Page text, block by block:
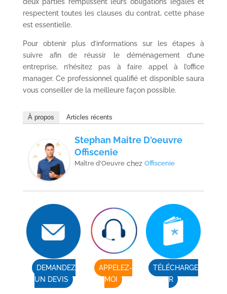
respectent toutes les clauses du contrat, cette phase
est essentielle.
Pour obtenir plus d’informations sur les étapes à
suivre afin de réussir le déménagement d’une
entreprise, n’hésitez pas à faire appel à l’office
manager. Ce professionnel qualifié et disponible saura
vous conseiller de la meilleure façon possible.
À propos Articles récents
Stephan Maitre D'oeuvre
Offiscenie
Maître d'Oeuvrechez Offiscenie
DEMANDEZ
UN DEVIS
APPELEZ-
MOI
TÉLÉCHARGE
R